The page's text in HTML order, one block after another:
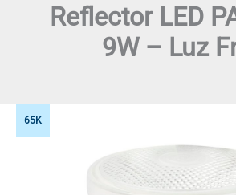
Reflector LED
9W – Luz
65K